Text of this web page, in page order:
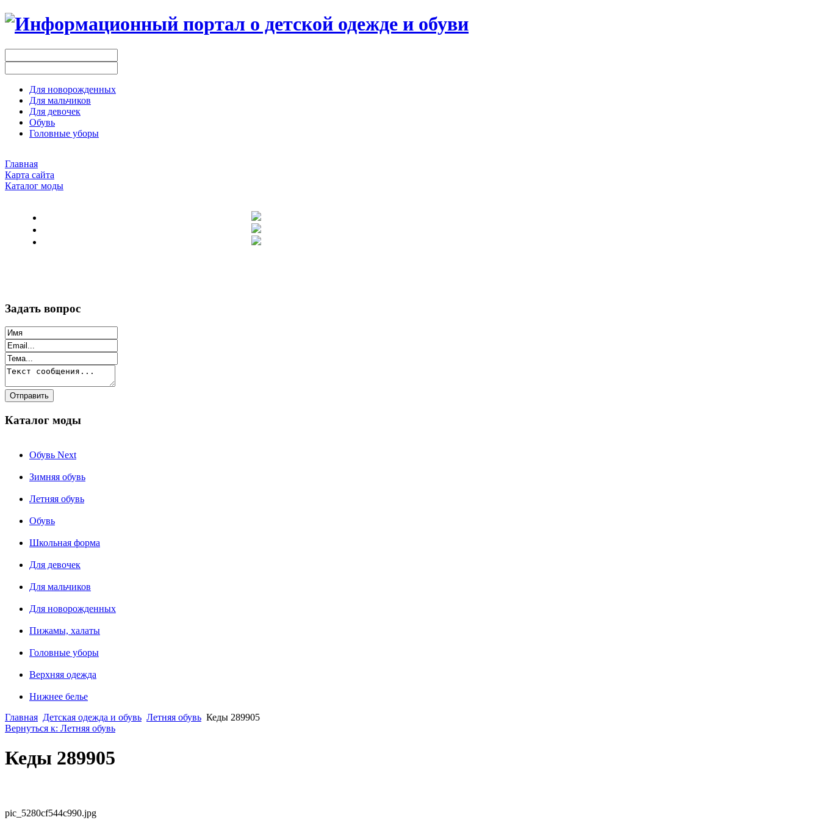
Для новорожденных
Для мальчиков
Для девочек
Обувь
Головные уборы
Главная
Карта сайта
Каталог моды
Задать вопрос
Каталог моды
Обувь Next
Зимняя обувь
Летняя обувь
Обувь
Школьная форма
Для девочек
Для мальчиков
Для новорожденных
Пижамы, халаты
Головные уборы
Верхняя одежда
Нижнее белье
Главная Детская одежда и обувь Летняя обувь Кеды 289905
Вернуться к: Летняя обувь
Кеды 289905
pic_5280cf544c990.jpg